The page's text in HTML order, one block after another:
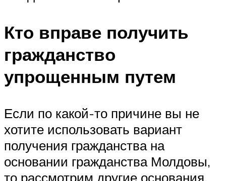
Кто вправе получить
гражданство
упрощенным путем
Если по какой-то причине вы не
хотите использовать вариант
получения гражданства на
основании гражданства Молдовы,
то рассмотрим другие основания,